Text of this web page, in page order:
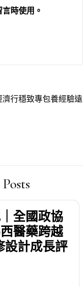
時使用。
行穩致專包養經驗遠
全國政協
醫藥跨越
設計成長評